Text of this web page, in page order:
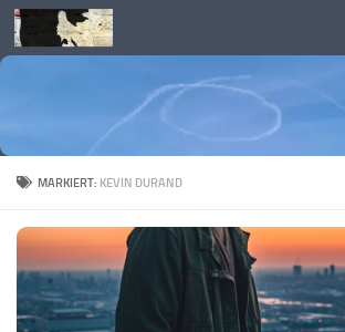
Skip to content
MARKIERT: KEVIN DURAND